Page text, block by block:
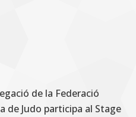
de la Federació
de Judo participa al Stage